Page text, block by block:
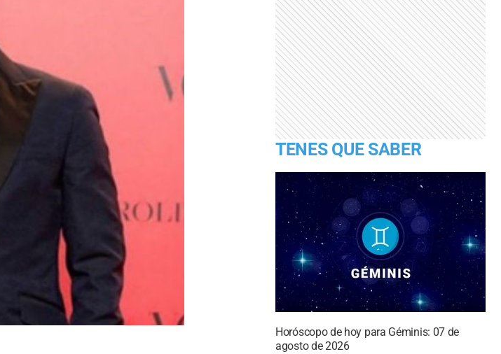
TENES QUE SABER
Horóscopo de hoy para Géminis: 07 de
agosto de 2026